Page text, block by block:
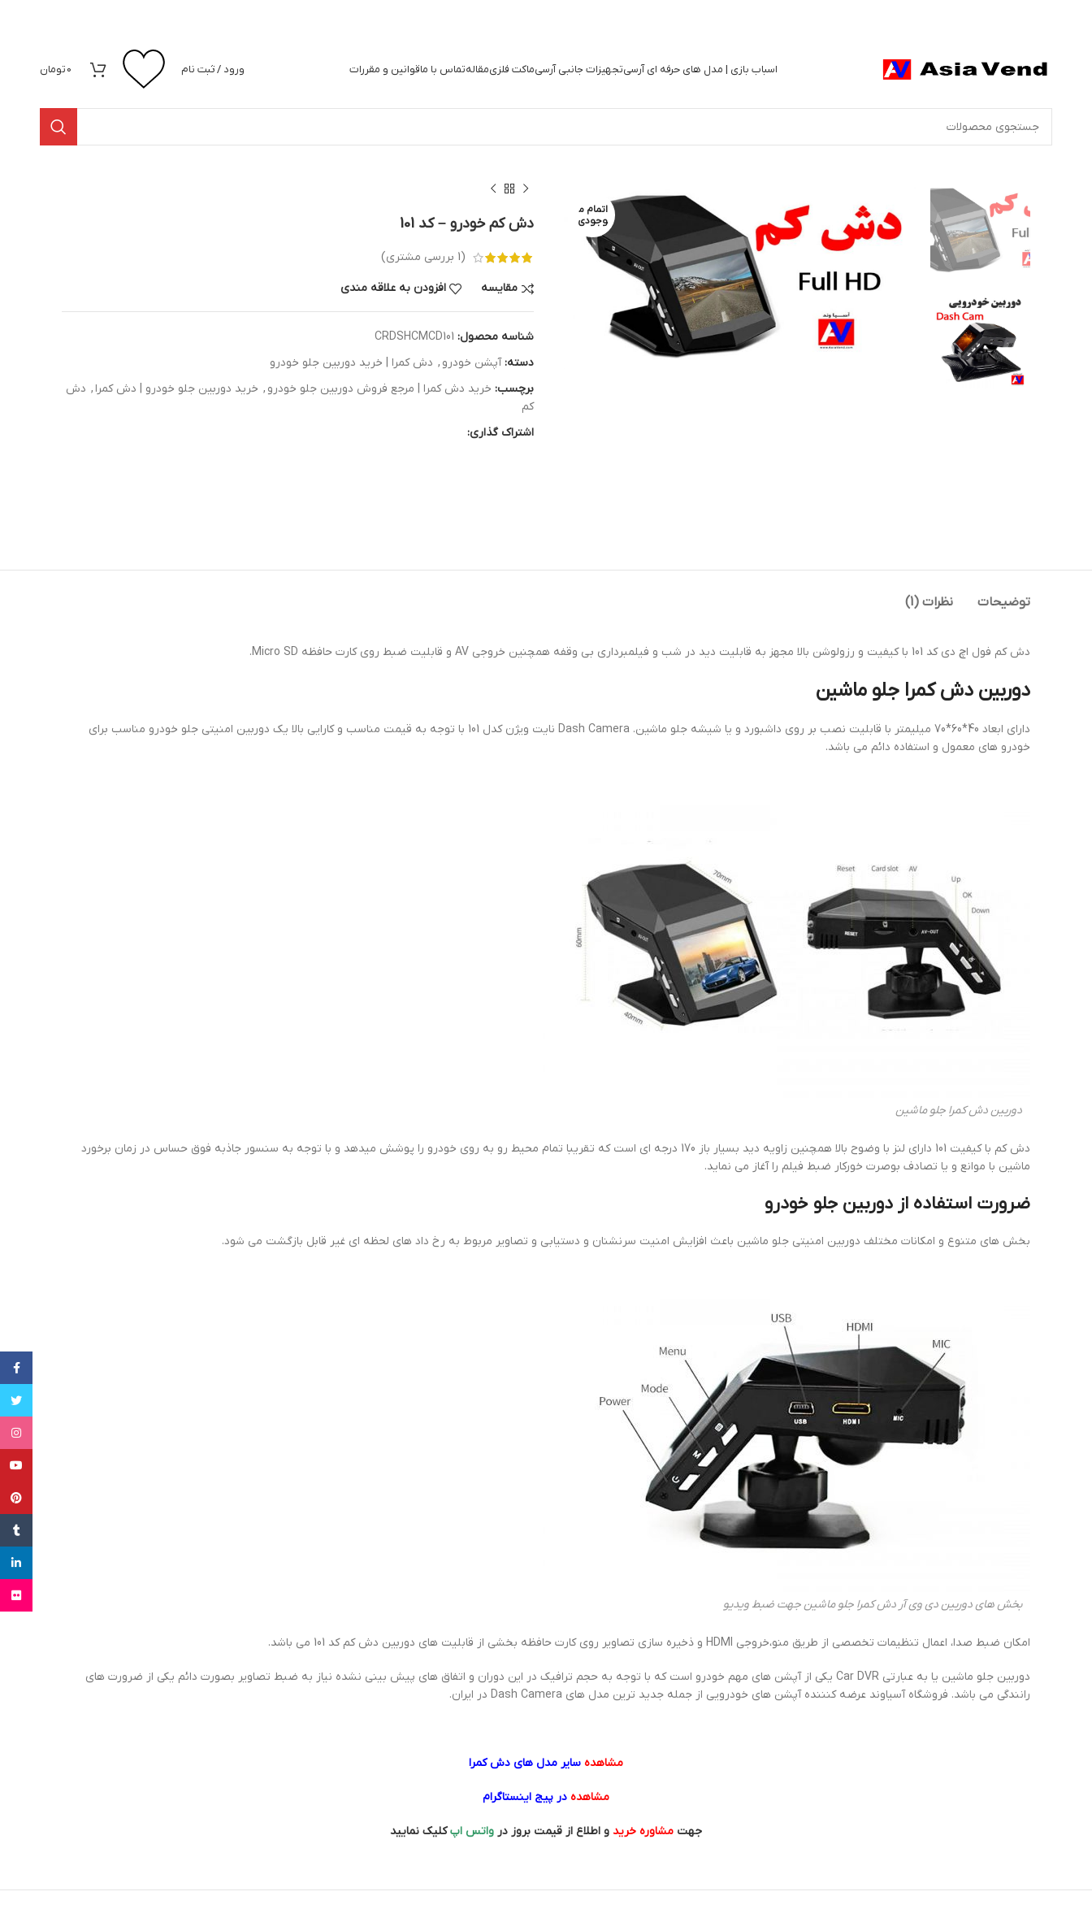
اسباب بازی | مدل های حرفه ای آرسیتجهیزات جانبی آرسیماکت فلزیمقالهتماس با ماقوانین و مقررات ورود / ثبت نام 0تومان
اتمام م
وجودی
دش کم خودرو – کد 101
(
1 بررسی مشتری)
مقایسه افزودن به علاقه مندی
شناسه محصول: CRDSHCMCD101
دسته: آپشن خودرو , دش کمرا | خرید دوربین جلو خودرو
برچسب: خرید دش کمرا | مرجع فروش دوربین جلو خودرو , خرید دوربین جلو خودرو | دش کمرا , دش
کم
اشتراک گذاری:
توضیحات نظرات (1)
دش کم فول اچ دی کد 101 با کیفیت و رزولوشن بالا مجهز به قابلیت دید در شب و فیلمبرداری بی وقفه همچنین خروجی AV و قابلیت ضبط روی کارت حافظه Micro SD.
دوربین دش کمرا جلو ماشین
دارای ابعاد 40*60*70 میلیمتر با قابلیت نصب بر روی داشبورد و یا شیشه جلو ماشین. Dash Camera نایت ویژن کدل 101 با توجه به قیمت مناسب و کارایی بالا یک دوربین امنیتی جلو خودرو مناسب برای
خودرو های معمول و استفاده دائم می باشد.
دوربین دش کمرا جلو ماشین
دش کم با کیفیت 101 دارای لنز با وضوح بالا همچنین زاویه دید بسیار باز 170 درجه ای است که تقریبا تمام محیط رو به روی خودرو را پوشش میدهد و با توجه به سنسور جاذبه فوق حساس در زمان برخورد
ماشین با موانع و یا تصادف بوصرت خورکار ضبط فیلم را آغاز می نماید.
ضرورت استفاده از دوربین جلو خودرو
بخش های متنوع و امکانات مختلف دوربین امنیتی جلو ماشین باعث افزایش امنیت سرنشنان و دستیابی و تصاویر مربوط به رخ داد های لحظه ای غیر قابل بازگشت می شود.
بخش های دوربین دی وی آر دش کمرا جلو ماشین جهت ضبط ویدیو
امکان ضبط صدا، اعمال تنظیمات تخصصی از طریق منو،خروجی HDMI و ذخیره سازی تصاویر روی کارت حافظه بخشی از قابلیت های دوربین دش کم کد 101 می باشد.
دوربین جلو ماشین یا به عبارتی Car DVR یکی از آپشن های مهم خودرو است که با توجه به حجم ترافیک در این دوران و اتفاق های پیش بینی نشده نیاز به ضبط تصاویر بصورت دائم یکی از ضرورت های
رانندگی می باشد. فروشگاه آسیاوند عرضه کنننده آپشن های خودرویی از جمله جدید ترین مدل های Dash Camera در ایران.
مشاهده سایر مدل های دش کمرا
مشاهده در پیج اینستاگرام
جهت مشاوره خرید و اطلاع از قیمت بروز در واتس اپکلیک نمایید
Flickr